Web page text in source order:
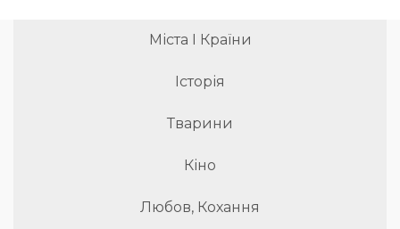
Міста І Країни
Історія
Тварини
Кіно
Любов, Кохання